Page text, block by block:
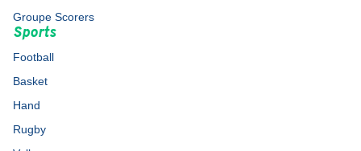
Groupe Scorers
Sports
Football
Basket
Hand
Rugby